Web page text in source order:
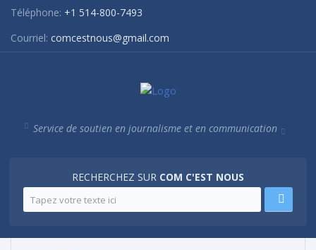
Téléphone: +1 514-800-7493
Courriel: comcestnous@gmail.com
Service de soutien en journalisme et en communication
RECHERCHEZ SUR COM C'EST NOUS